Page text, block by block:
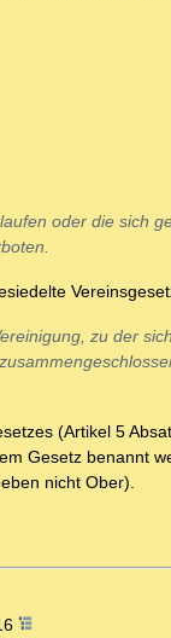
oder die sich
zu der
(Artikel 5
Gesetz benannt
nicht Ober).